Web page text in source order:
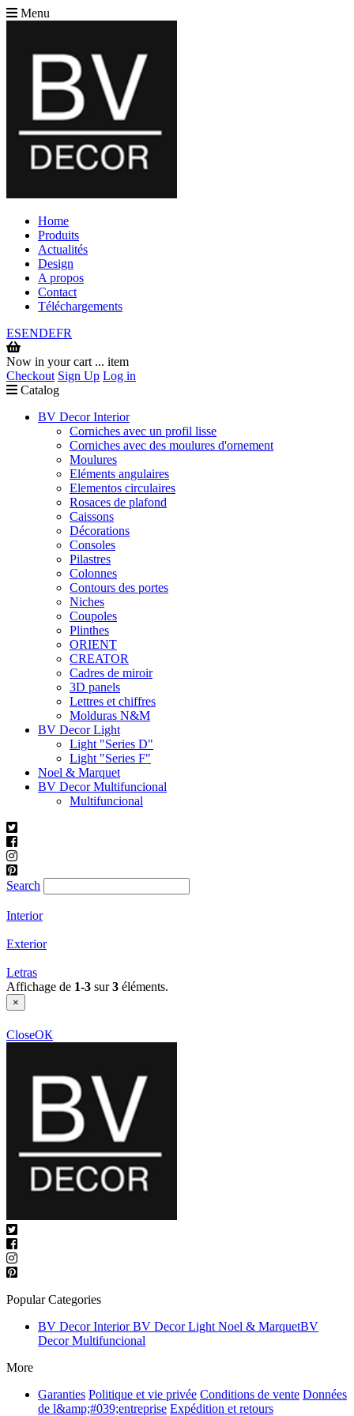
Menu
Home
Produits
Actualités
Design
A propos
Contact
Téléchargements
ESENDEFR
Now in your cart ... item
Checkout Sign Up Log in
Catalog
BV Decor Interior
Corniches avec un profil lisse
Corniches avec des moulures d'ornement
Moulures
Eléments angulaires
Elementos circulaires
Rosaces de plafond
Caissons
Décorations
Consoles
Pilastres
Colonnes
Contours des portes
Niches
Coupoles
Plinthes
ORIENT
CREATOR
Cadres de miroir
3D panels
Lettres et chiffres
Molduras N&M
BV Decor Light
Light "Series D"
Light "Series F"
Noel & Marquet
BV Decor Multifuncional
Multifuncional
Search
Interior
Exterior
Letras
Affichage de 1-3 sur3 éléments.
×
100
CloseОК
Popular Categories
BV Decor InteriorBV Decor Light Noel & MarquetBV
Decor Multifuncional
More
Garanties Politique et vie privée Conditions de vente Données
de l&amp;#039;entreprise Expédition et retours